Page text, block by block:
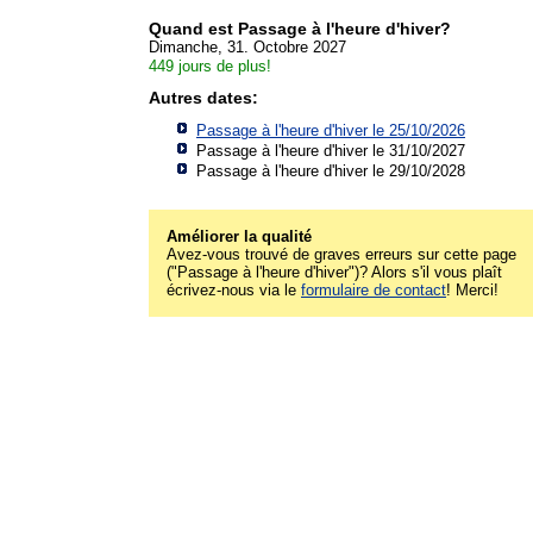
Quand est Passage à l'heure d'hiver?
Dimanche, 31. Octobre 2027
449 jours de plus!
Autres dates:
Passage à l'heure d'hiver le 25/10/2026
Passage à l'heure d'hiver le 31/10/2027
Passage à l'heure d'hiver le 29/10/2028
Améliorer la qualité
Avez-vous trouvé de graves erreurs sur cette page
("Passage à l'heure d'hiver")? Alors s'il vous plaît
écrivez-nous via le formulaire de contact! Merci!